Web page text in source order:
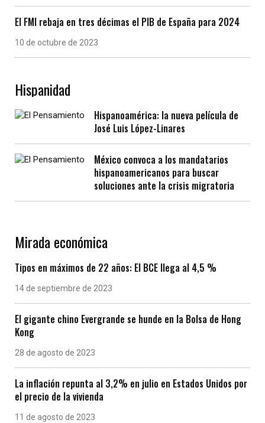
El FMI rebaja en tres décimas el PIB de España para 2024
10 de octubre de 2023
Hispanidad
Hispanoamérica: la nueva película de
José Luis López-Linares
México convoca a los mandatarios
hispanoamericanos para buscar
soluciones ante la crisis migratoria
Mirada económica
Tipos en máximos de 22 años: El BCE llega al 4,5 %
14 de septiembre de 2023
El gigante chino Evergrande se hunde en la Bolsa de Hong
Kong
28 de agosto de 2023
La inflación repunta al 3,2% en julio en Estados Unidos por
el precio de la vivienda
11 de agosto de 2023